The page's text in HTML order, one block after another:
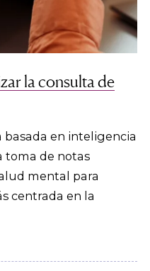
la consulta de
en inteligencia
toma de notas
mental para
centrada en la